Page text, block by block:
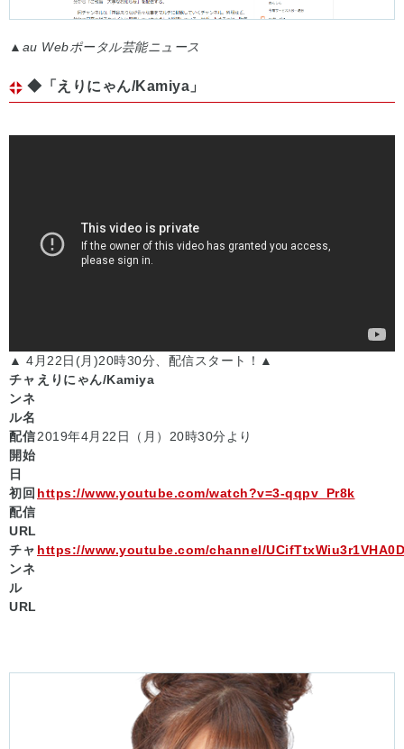
▲ au Webポータル芸能ニュース
◆「えりにゃん/Kamiya」
▲ 4月22日(月)20時30分、配信スタート！ ▲
チャ
ンネ
ル名
えりにゃん/Kamiya
配信
開始
日
2019年4月22日（月）20時30分より
初回
配信
URL
https://www.youtube.com/watch?v=3-qqpv_Pr8k
チャ
ンネ
ル
URL
https://www.youtube.com/channel/